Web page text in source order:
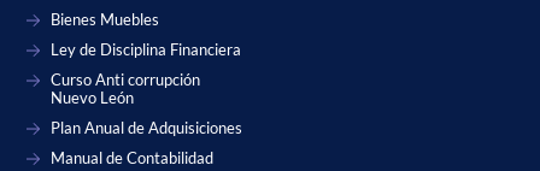
Bienes Muebles
Ley de Disciplina Financiera
Curso Anti corrupción
Nuevo León
Plan Anual de Adquisiciones
Manual de Contabilidad